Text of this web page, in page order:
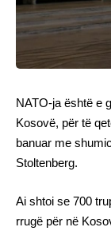
NATO-ja është e
Kosovë, për të
banuar me
Stoltenberg.
Ai shtoi se 700
rrugë për në